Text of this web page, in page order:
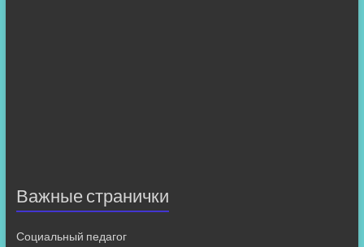
Важные странички
Социальный педагог